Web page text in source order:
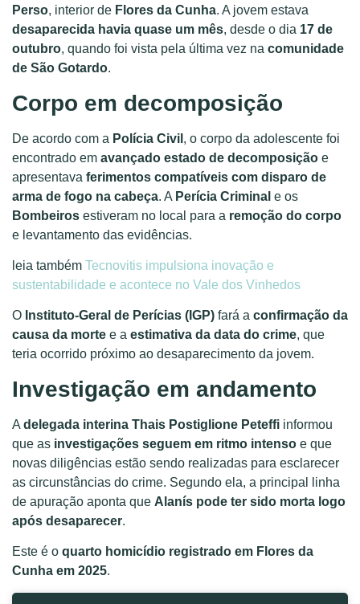
Perso, interior de Flores da Cunha. A jovem estava
desaparecida havia quase um mês, desde o dia 17 de
outubro, quando foi vista pela última vez na comunidade
de São Gotardo.
Corpo em decomposição
De acordo com a Polícia Civil , o corpo da adolescente foi
encontrado em avançado estado de decomposição e
apresentava ferimentos compatíveis com disparo de
arma de fogo na cabeça. A Perícia Criminal e os
Bombeiros estiveram no local para a remoção do corpo
e levantamento das evidências.
leia também Tecnovitis impulsiona inovação e
sustentabilidade e acontece no Vale dos Vinhedos
O Instituto-Geral de Perícias (IGP) fará a confirmação da
causa da morte e a estimativa da data do crime, que
teria ocorrido próximo ao desaparecimento da jovem.
Investigação em andamento
A delegada interina Thais Postiglione Peteffi informou
que as investigações seguem em ritmo intenso e que
novas diligências estão sendo realizadas para esclarecer
as circunstâncias do crime. Segundo ela, a principal linha
de apuração aponta que Alanís pode ter sido morta logo
após desaparecer.
Este é o quarto homicídio registrado em Flores da
Cunha em 2025.